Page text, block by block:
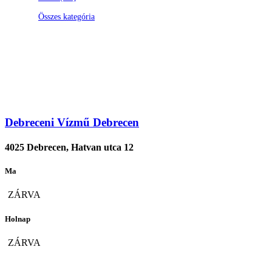
Összes kategória
Debreceni Vízmű Debrecen
4025 Debrecen, Hatvan utca 12
Ma
ZÁRVA
Holnap
ZÁRVA